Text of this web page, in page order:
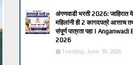
अंगणवाडी भरती 2026: जाहिरात
महिलांनी ही 2 कागदपत्रे आत्ताच
संपूर्ण पात्रता पहा | Anganwadi
2026
Tuesday, June 30, 2026